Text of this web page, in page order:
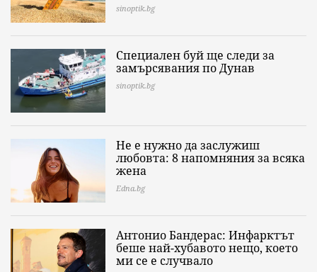
sinoptik.bg
Специален буй ще следи за
замърсявания по Дунав
sinoptik.bg
Не е нужно да заслужиш
любовта: 8 напомняния за всяка
жена
Edna.bg
Антонио Бандерас: Инфарктът
беше най-хубавото нещо, което
ми се е случвало